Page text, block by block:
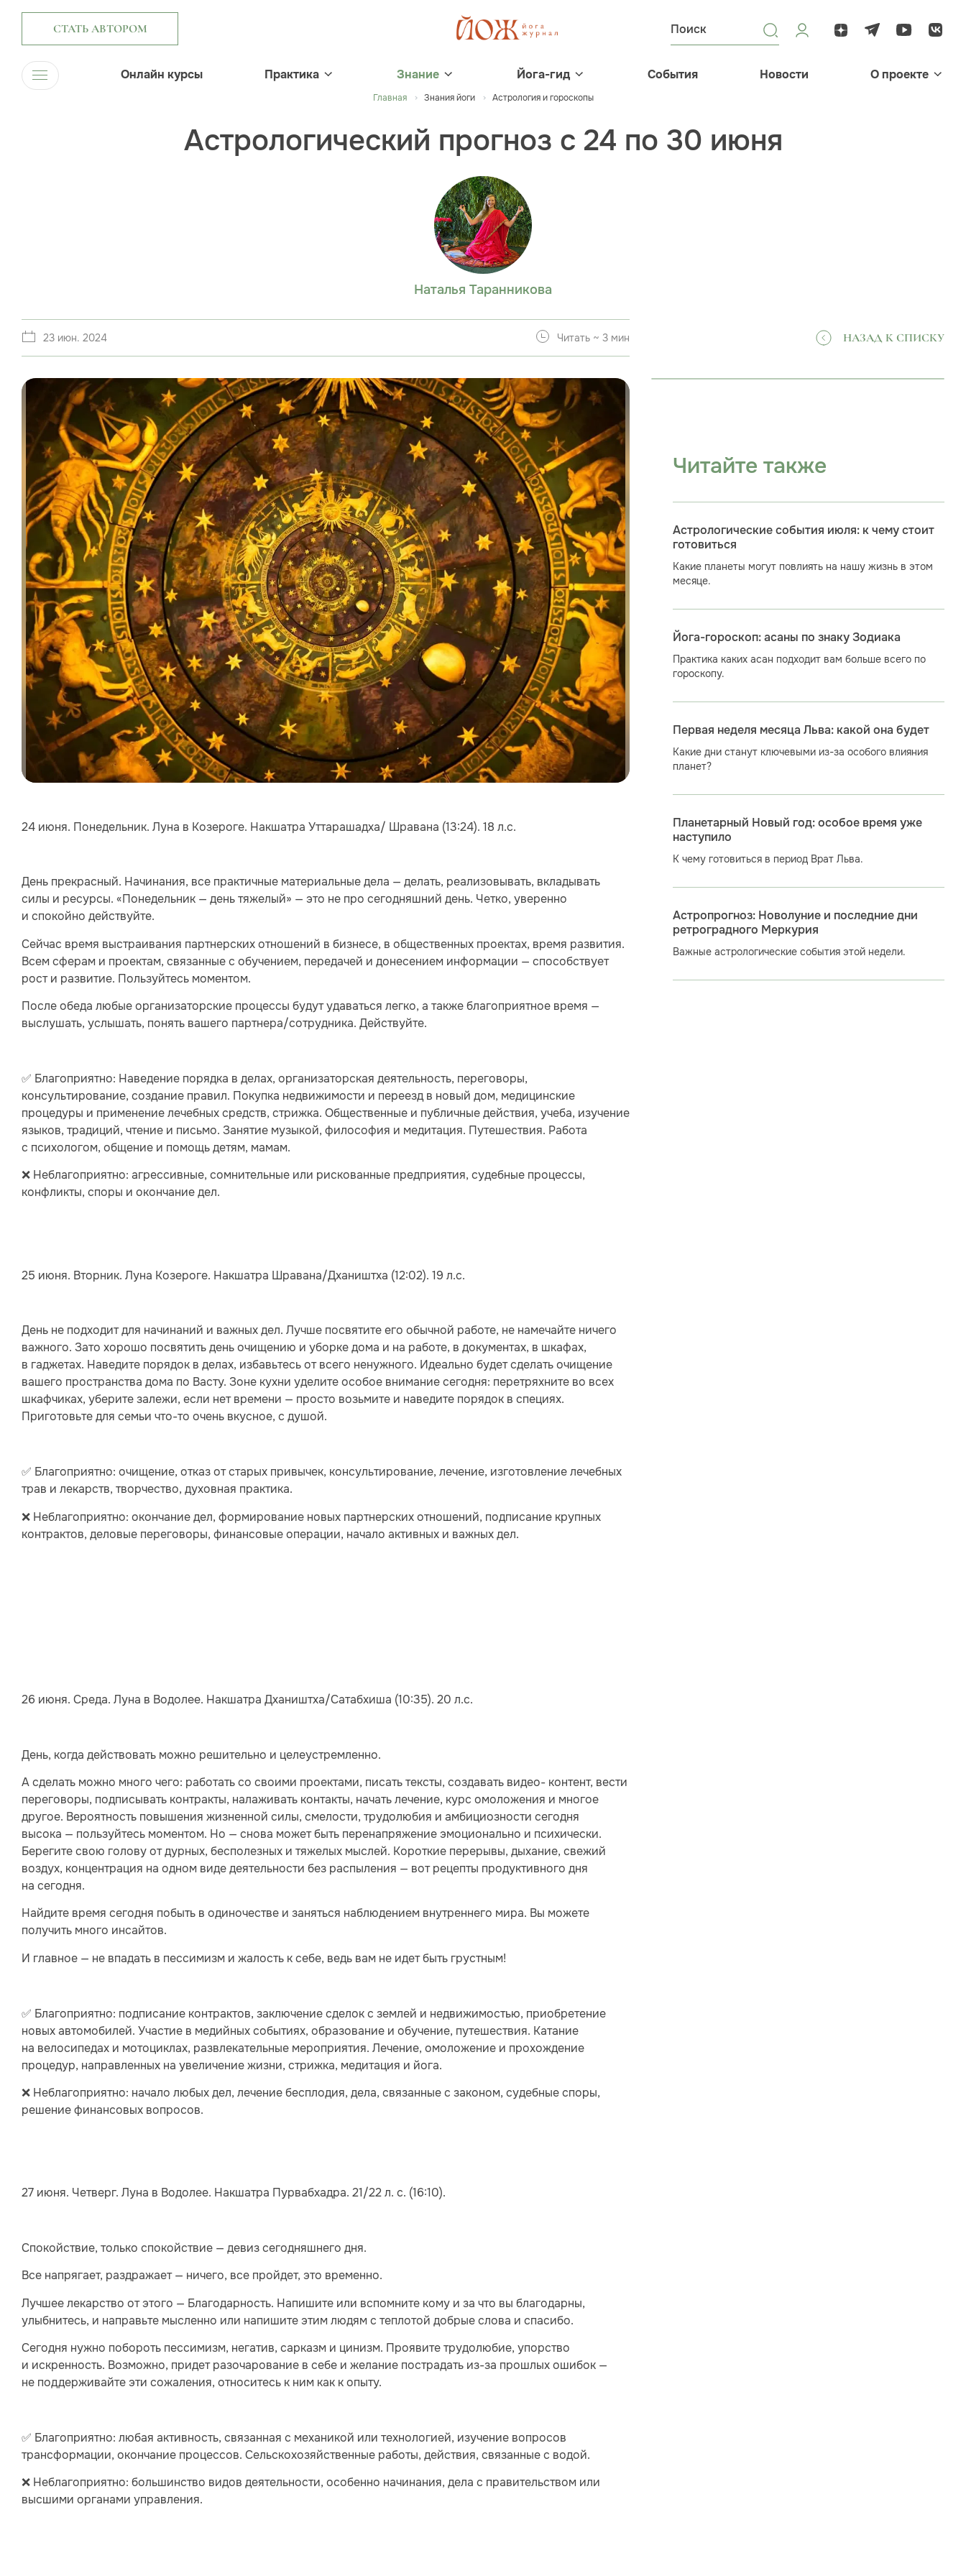
СТАТЬ АВТОРОМ
Онлайн курсы Практика Знание Йога-гид События Новости О проекте
Главная Знания йоги Астрология и гороскопы
Астрологический прогноз с 24 по 30 июня
Наталья Таранникова
23 июн. 2024 Читать ~ 3 мин НАЗАД К СПИСКУ
24 июня. Понедельник. Луна в Козероге. Накшатра Уттарашадха/ Шравана (13:24). 18 л.с.
День прекрасный. Начинания, все практичные материальные дела — делать, реализовывать, вкладывать
силы и ресурсы. «Понедельник — день тяжелый» — это не про сегодняшний день. Четко, уверенно
и спокойно действуйте.
Сейчас время выстраивания партнерских отношений в бизнесе, в общественных проектах, время развития.
Всем сферам и проектам, связанные с обучением, передачей и донесением информации — способствует
рост и развитие. Пользуйтесь моментом.
После обеда любые организаторские процессы будут удаваться легко, а также благоприятное время —
выслушать, услышать, понять вашего партнера/сотрудника. Действуйте.
✅ Благоприятно: Наведение порядка в делах, организаторская деятельность, переговоры,
консультирование, создание правил. Покупка недвижимости и переезд в новый дом, медицинские
процедуры и применение лечебных средств, стрижка. Общественные и публичные действия, учеба, изучение
языков, традиций, чтение и письмо. Занятие музыкой, философия и медитация. Путешествия. Работа
с психологом, общение и помощь детям, мамам.
❌ Неблагоприятно: агрессивные, сомнительные или рискованные предприятия, судебные процессы,
конфликты, споры и окончание дел.
25 июня. Вторник. Луна Козероге. Накшатра Шравана/Дхаништха (12:02). 19 л.с.
День не подходит для начинаний и важных дел. Лучше посвятите его обычной работе, не намечайте ничего
важного. Зато хорошо посвятить день очищению и уборке дома и на работе, в документах, в шкафах,
в гаджетах. Наведите порядок в делах, избавьтесь от всего ненужного. Идеально будет сделать очищение
вашего пространства дома по Васту. Зоне кухни уделите особое внимание сегодня: перетряхните во всех
шкафчиках, уберите залежи, если нет времени — просто возьмите и наведите порядок в специях.
Приготовьте для семьи что-то очень вкусное, с душой.
✅ Благоприятно: очищение, отказ от старых привычек, консультирование, лечение, изготовление лечебных
трав и лекарств, творчество, духовная практика.
❌ Неблагоприятно: окончание дел, формирование новых партнерских отношений, подписание крупных
контрактов, деловые переговоры, финансовые операции, начало активных и важных дел.
26 июня. Среда. Луна в Водолее. Накшатра Дхаништха/Сатабхиша (10:35). 20 л.с.
День, когда действовать можно решительно и целеустремленно.
А сделать можно много чего: работать со своими проектами, писать тексты, создавать видео- контент, вести
переговоры, подписывать контракты, налаживать контакты, начать лечение, курс омоложения и многое
другое. Вероятность повышения жизненной силы, смелости, трудолюбия и амбициозности сегодня
высока — пользуйтесь моментом. Но — снова может быть перенапряжение эмоционально и психически.
Берегите свою голову от дурных, бесполезных и тяжелых мыслей. Короткие перерывы, дыхание, свежий
воздух, концентрация на одном виде деятельности без распыления — вот рецепты продуктивного дня
на сегодня.
Найдите время сегодня побыть в одиночестве и заняться наблюдением внутреннего мира. Вы можете
получить много инсайтов.
И главное — не впадать в пессимизм и жалость к себе, ведь вам не идет быть грустным!
✅ Благоприятно: подписание контрактов, заключение сделок с землей и недвижимостью, приобретение
новых автомобилей. Участие в медийных событиях, образование и обучение, путешествия. Катание
на велосипедах и мотоциклах, развлекательные мероприятия. Лечение, омоложение и прохождение
процедур, направленных на увеличение жизни, стрижка, медитация и йога.
❌ Неблагоприятно: начало любых дел, лечение бесплодия, дела, связанные с законом, судебные споры,
решение финансовых вопросов.
27 июня. Четверг. Луна в Водолее. Накшатра Пурвабхадра. 21/22 л. с. (16:10).
Спокойствие, только спокойствие — девиз сегодняшнего дня.
Все напрягает, раздражает — ничего, все пройдет, это временно.
Лучшее лекарство от этого — Благодарность. Напишите или вспомните кому и за что вы благодарны,
улыбнитесь, и направьте мысленно или напишите этим людям с теплотой добрые слова и спасибо.
Сегодня нужно побороть пессимизм, негатив, сарказм и цинизм. Проявите трудолюбие, упорство
и искренность. Возможно, придет разочарование в себе и желание пострадать из-за прошлых ошибок —
не поддерживайте эти сожаления, относитесь к ним как к опыту.
✅ Благоприятно: любая активность, связанная с механикой или технологией, изучение вопросов
трансформации, окончание процессов. Сельскохозяйственные работы, действия, связанные с водой.
❌ Неблагоприятно: большинство видов деятельности, особенно начинания, дела с правительством или
высшими органами управления.
Читайте также
Астрологические события июля: к чему стоит
готовиться
Какие планеты могут повлиять на нашу жизнь в этом
месяце.
Йога-гороскоп: асаны по знаку Зодиака
Практика каких асан подходит вам больше всего по
гороскопу.
Первая неделя месяца Льва: какой она будет
Какие дни станут ключевыми из-за особого влияния
планет?
Планетарный Новый год: особое время уже
наступило
К чему готовиться в период Врат Льва.
Астропрогноз: Новолуние и последние дни
ретроградного Меркурия
Важные астрологические события этой недели.